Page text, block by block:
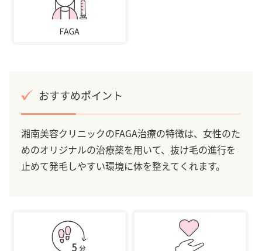
おすすめポイント
湘南美容クリニックのFAGA治療の特徴は、女性のた
めのオリジナルの治療薬を用いて、抜け毛の進行を
止めて発毛しやすい環境に体を整えてくれます。